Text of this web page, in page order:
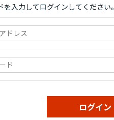
入力してログインしてください。